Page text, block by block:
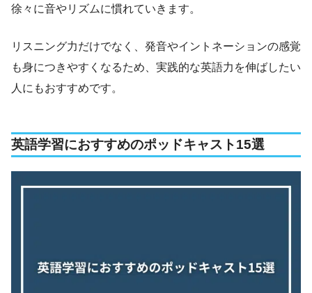
徐々に音やリズムに慣れていきます。
リスニング力だけでなく、発音やイントネーションの感覚
も身につきやすくなるため、実践的な英語力を伸ばしたい
人にもおすすめです。
英語学習におすすめのポッドキャスト15選